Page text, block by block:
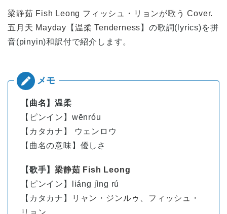
梁静茹 Fish Leong フィッシュ・リョンが歌う Cover.
五月天 Mayday 【 温柔 Tenderness 】の歌詞(lyrics)を拼
音(pinyin)和訳付で紹介します。
【曲名】温柔
【ピンイン】wēnróu
【カタカナ】 ウェンロウ
【曲名の意味】優しさ
【歌手】梁静茹 Fish Leong
【ピンイン】
liáng jìng rú
【カタカナ】
リャン・ジンルゥ、フィッシュ・